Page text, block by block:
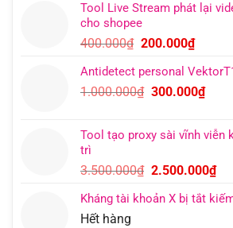
là:
400.000₫.
tại
Tool Live Stream phát lại
cho shopee
400.000₫ Giá
là:
400.000₫.
200.000₫Giá
tại
là:
Antidetect personal
1.000.000₫ Giá
1.000.000₫.
300.000₫Giá
là:
Tool tạo proxy sài vĩnh viễn
trì
3.500.000₫ Giá
là:
2.500.000₫Giá
tại
Kháng tài khoản X bị tắt
Hết hàng